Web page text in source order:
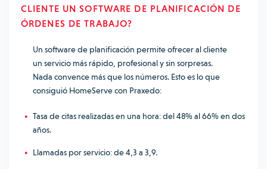
CLIENTE UN SOFTWARE DE PLANIFICACIÓN DE
ÓRDENES DE TRABAJO?
Un software de planificación permite ofrecer al cliente
un servicio más rápido, profesional y sin sorpresas.
Nada convence más que los números. Esto es lo que
consiguió HomeServe con Praxedo:
Tasa de citas realizadas en una hora: del 48% al 66% en dos
años.
Llamadas por servicio: de 4,3 a 3,9.